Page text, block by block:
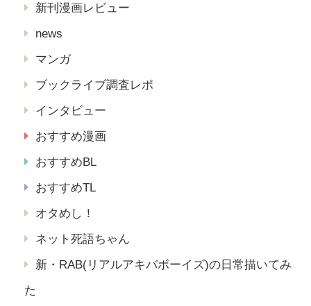
新刊漫画レビュー
news
マンガ
ブックライブ調査レポ
インタビュー
おすすめ漫画
おすすめBL
おすすめTL
オタめし！
ネット死語ちゃん
新・RAB(リアルアキバボーイズ)の日常描いてみ
た